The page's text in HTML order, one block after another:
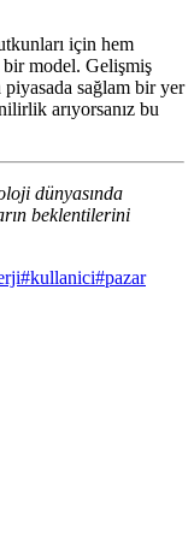
için hem
bir model. Gelişmiş
piyasada sağlam bir yer
arıyorsanız bu
dünyasında
beklentilerini
#kullanici#pazar